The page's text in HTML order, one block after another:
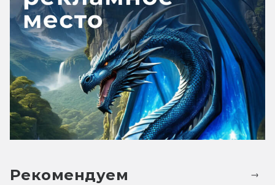
Рекомендуем